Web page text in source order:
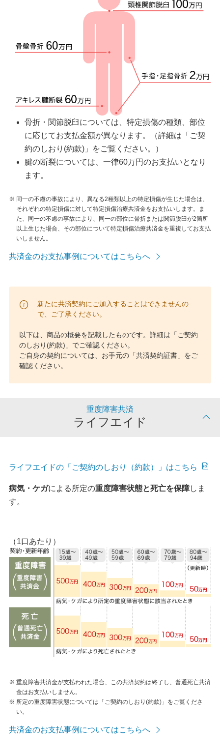
骨折・関節脱臼については、特定損傷の種類、部位
に応じてお支払金額が異なります。（詳細は「ご契
約のしおり(約款)」をご覧ください。）
腱の断裂については、一律60万円のお支払いとなり
ます。
※ 同一の不慮の事故により、異なる2種類以上の特定損傷が生じた場合は、
それぞれの特定損傷に対して特定損傷治療共済金をお支払いします。ま
た、同一の不慮の事故により、同一の部位に骨折または関節脱臼が2箇所
以上生じた場合、その部位について特定損傷治療共済金を重複してお支払
いしません。
共済金のお支払事例についてはこちらへ
新たに共済契約にご加入することはできませんの
で、ご了承ください。
以下は、商品の概要を記載したものです。詳細は「ご契約
のしおり(約款)」でご確認ください。
ご自身の契約については、お手元の「共済契約証書」をご
確認ください。
重度障害共済
ライフエイド
ライフエイドの「ご契約のしおり（約款）」はこちら
病気・ケガによる所定の重度障害状態と死亡を保障しま
す。
（1口あたり）
※ 重度障害共済金が支払われた場合、この共済契約は終了し、普通死亡共済
金はお支払いしません。
※ 所定の重度障害状態については「ご契約のしおり(約款)」をご覧くださ
い。
共済金のお支払事例についてはこちらへ